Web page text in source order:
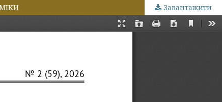
Завантажити